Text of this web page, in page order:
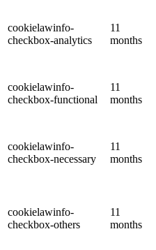
cookielawinfo-
checkbox-analytics
11
months
cookielawinfo-
checkbox-functional
11
months
cookielawinfo-
checkbox-necessary
11
months
cookielawinfo-
checkbox-others
11
months